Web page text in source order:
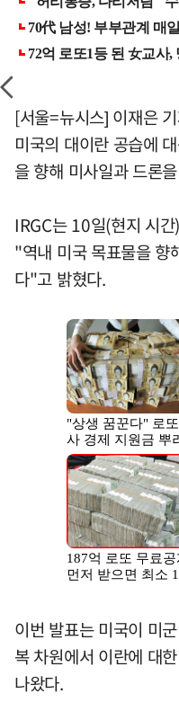
[서울=뉴시스] 이재은
미국의 대이란 공습에
을 향해 미사일과 드론
IRGC는 10일(현지 시
"역내 미국 목표물을 향
다"고 밝혔다.
이번 발표는 미국이 미
복 차원에서 이란에 대
나왔다.